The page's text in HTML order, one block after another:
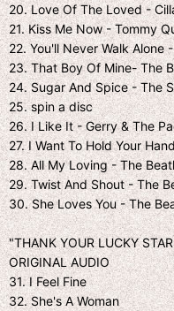
20. Love Of The Loved -
21. Kiss Me Now - Tommy
22. You'll Never Walk Alone
23. That Boy Of Mine- The
24. Sugar And Spice - The
25. spin a disc
26. I Like It - Gerry & The
27. I Want To Hold Your
28. All My Loving - The
29. Twist And Shout - The
30. She Loves You - The
"THANK YOUR LUCKY
ORIGINAL AUDIO
31. I Feel Fine
32. She's A Woman